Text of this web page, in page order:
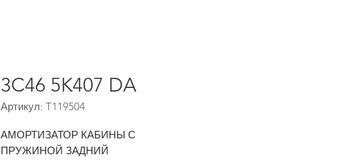
3C46 5K407 DA
Артикул: T119504
АМОРТИЗАТОР КАБИНЫ С
ПРУЖИНОЙ ЗАДНИЙ